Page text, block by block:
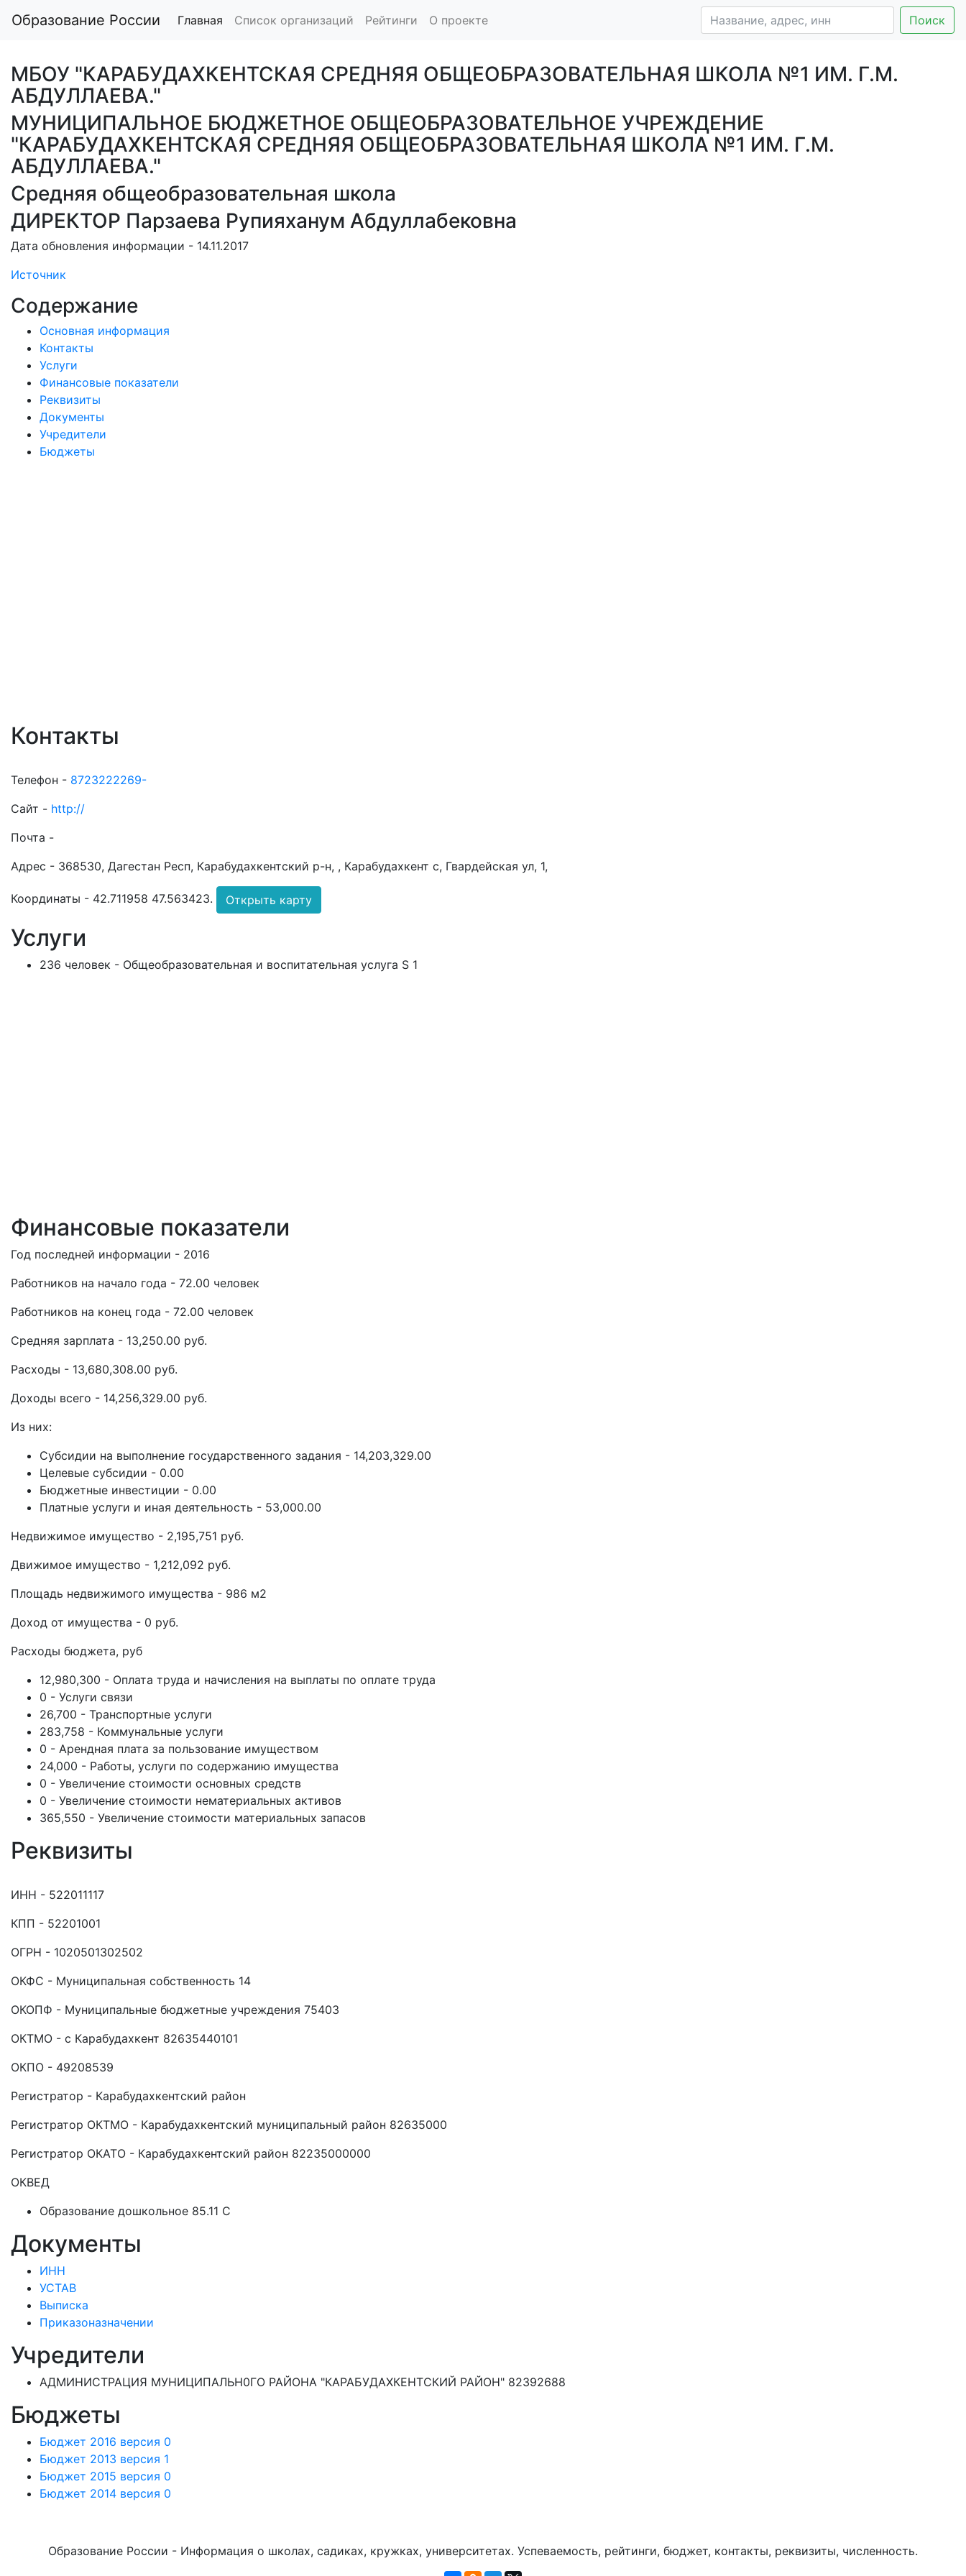
Образование России Главная Список организаций Рейтинги О проекте Поиск
МБОУ "КАРАБУДАХКЕНТСКАЯ СРЕДНЯЯ ОБЩЕОБРАЗОВАТЕЛЬНАЯ ШКОЛА №1 ИМ. Г.М.
АБДУЛЛАЕВА."
МУНИЦИПАЛЬНОЕ БЮДЖЕТНОЕ ОБЩЕОБРАЗОВАТЕЛЬНОЕ УЧРЕЖДЕНИЕ
"КАРАБУДАХКЕНТСКАЯ СРЕДНЯЯ ОБЩЕОБРАЗОВАТЕЛЬНАЯ ШКОЛА №1 ИМ. Г.М.
АБДУЛЛАЕВА."
Средняя общеобразовательная школа
ДИРЕКТОР Парзаева Рупияханум Абдуллабековна
Дата обновления информации - 14.11.2017
Источник
Содержание
Основная информация
Контакты
Услуги
Финансовые показатели
Реквизиты
Документы
Учредители
Бюджеты
Контакты
Телефон - 8723222269-
Сайт - http://
Почта -
Адрес - 368530, Дагестан Респ, Карабудахкентский р-н, , Карабудахкент с, Гвардейская ул, 1,
Координаты - 42.711958 47.563423. Открыть карту
Услуги
236 человек - Общеобразовательная и воспитательная услуга S 1
Финансовые показатели
Год последней информации - 2016
Работников на начало года - 72.00 человек
Работников на конец года - 72.00 человек
Средняя зарплата - 13,250.00 руб.
Расходы - 13,680,308.00 руб.
Доходы всего - 14,256,329.00 руб.
Из них:
Субсидии на выполнение государственного задания - 14,203,329.00
Целевые субсидии - 0.00
Бюджетные инвестиции - 0.00
Платные услуги и иная деятельность - 53,000.00
Недвижимое имущество - 2,195,751 руб.
Движимое имущество - 1,212,092 руб.
Площадь недвижимого имущества - 986 м2
Доход от имущества - 0 руб.
Расходы бюджета, руб
12,980,300 - Оплата труда и начисления на выплаты по оплате труда
0 - Услуги связи
26,700 - Транспортные услуги
283,758 - Коммунальные услуги
0 - Арендная плата за пользование имуществом
24,000 - Работы, услуги по содержанию имущества
0 - Увеличение стоимости основных средств
0 - Увеличение стоимости нематериальных активов
365,550 - Увеличение стоимости материальных запасов
Реквизиты
ИНН - 522011117
КПП - 52201001
ОГРН - 1020501302502
ОКФС - Муниципальная собственность 14
ОКОПФ - Муниципальные бюджетные учреждения 75403
ОКТМО - с Карабудахкент 82635440101
ОКПО - 49208539
Регистратор - Карабудахкентский район
Регистратор ОКТМО - Карабудахкентский муниципальный район 82635000
Регистратор ОКАТО - Карабудахкентский район 82235000000
ОКВЕД
Образование дошкольное 85.11 C
Документы
ИНН
УСТАВ
Выписка
Приказоназначении
Учредители
АДМИНИСТРАЦИЯ МУНИЦИПАЛЬН0ГО РАЙОНА "КАРАБУДАХКЕНТСКИЙ РАЙОН" 82392688
Бюджеты
Бюджет 2016 версия 0
Бюджет 2013 версия 1
Бюджет 2015 версия 0
Бюджет 2014 версия 0
Образование России - Информация о школах, садиках, кружках, университетах. Успеваемость, рейтинги, бюджет, контакты, реквизиты, численность.